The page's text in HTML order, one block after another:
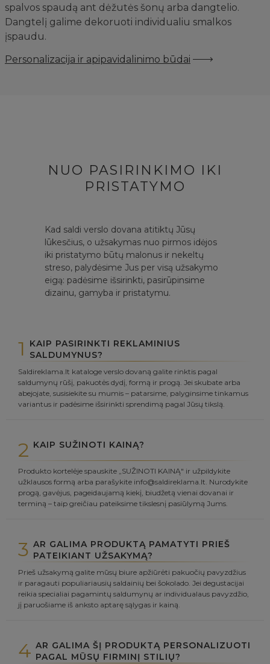
spalvos spaudą ant dėžutės šonų arba dangtelio.
Dangtelį galime dekoruoti individualiu smalkos
įspaudu.
Personalizacija ir apipavidalinimo būdai
NUO PASIRINKIMO IKI
PRISTATYMO
Kad saldi verslo dovana atitiktų Jūsų
lūkesčius, o užsakymas nuo pirmos idėjos
iki pristatymo būtų malonus ir nekeltų
streso, palydėsime Jus per visą užsakymo
eigą: padėsime išsirinkti, pasirūpinsime
dizainu, gamyba ir pristatymu.
1
KAIP PASIRINKTI REKLAMINIUS
SALDUMYNUS?
Saldireklama.lt kataloge verslo dovaną galite rinktis pagal
saldumynų rūšį, pakuotės dydį, formą ir progą. Jei skubate arba
abejojate, susisiekite su mumis – patarsime, palyginsime tinkamus
variantus ir padėsime išsirinkti sprendimą pagal Jūsų tikslą.
2 KAIP SUŽINOTI KAINĄ?
Produkto kortelėje spauskite „SUŽINOTI KAINĄ" ir užpildykite
užklausos formą arba parašykite info@saldireklama.lt. Nurodykite
progą, gavėjus, pageidaujamą kiekį, biudžetą vienai dovanai ir
terminą – taip greičiau pateiksime tikslesnį pasiūlymą Jums.
3 AR GALIMA PRODUKTĄ PAMATYTI PRIEŠ
PATEIKIANT UŽSAKYMĄ?
Prieš užsakymą galite mūsų biure apžiūrėti pakuočių pavyzdžius
ir paragauti populiariausių saldainių bei šokolado. Jei degustacijai
reikia specialiai pagamintų saldumynų ar individualaus pavyzdžio,
jį paruošiame iš anksto aptarę sąlygas ir kainą.
4 AR GALIMA ŠĮ PRODUKTĄ PERSONALIZUOTI
PAGAL MŪSŲ FIRMINĮ STILIŲ?